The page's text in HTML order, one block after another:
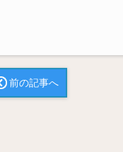
前の記事へ